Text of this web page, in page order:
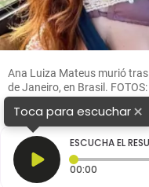
Ana Luiza Mateus murió
de Janeiro, en Brasil.
Toca para escuchar×
ESCUCHA EL
00:00 Tiempo